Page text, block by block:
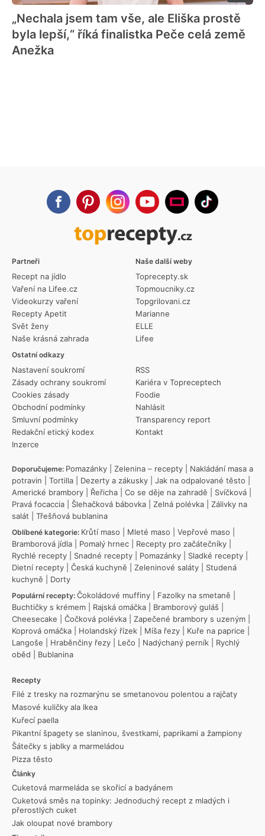
„Nechala jsem tam vše, ale Eliška prostě
byla lepší,“ říká finalistka Peče celá země
Anežka
Partneři
Recept na jídlo
Vaření na Lifee.cz
Videokurzy vaření
Recepty Apetit
Svět ženy
Naše krásná zahrada
Ostatní odkazy
Nastavení soukromí
Zásady ochrany soukromí
Cookies zásady
Obchodní podmínky
Smluvní podmínky
Redakční etický kodex
Inzerce
RSS
Kariéra v Topreceptech
Foodie
Nahlásit
Transparency report
Kontakt
Naše další weby
Toprecepty.sk
Topmoucniky.cz
Topgrilovani.cz
Marianne
ELLE
Lifee
Doporučujeme: Pomazánky Zelenina – recepty
Nakládání masa a
potravin
Tortilla Dezerty a zákusky Jak na odpalované těsto
Americké brambory
Řeřicha Co se děje na zahradě Svíčková
Pravá focaccia
Šlehačková bábovka Zelná polévka
Zálivky na
salát
Třešňová bublanina
Oblíbené kategorie: Krůtí maso Mleté maso Vepřové maso
Bramborová jídla
Pomalý hrnec Recepty pro začátečníky
Rychlé recepty
Snadné recepty Pomazánky Sladké recepty
Dietní recepty
Česká kuchyně Zeleninové saláty
Studená
kuchyně
Dorty
Populární recepty: Čokoládové muffiny Fazolky na smetaně
Buchtičky s krémem
Rajská omáčka Bramborový guláš
Cheesecake
Čočková polévka Zapečené brambory s uzeným
Koprová omáčka
Holandský řízek Míša řezy Kuře na paprice
Langoše
Hraběnčiny řezy Lečo Nadýchaný perník
Rychlý
oběd
Bublanina
Recepty
Filé z tresky na rozmarýnu se smetanovou polentou a rajčaty
Masové kuličky ala Ikea
Kuřecí paella
Pikantní špagety se slaninou, švestkami, paprikami a žampiony
Šátečky s jablky a marmeládou
Pizza těsto
Články
Cuketová marmeláda se skořicí a badyánem
Cuketová směs na topinky: Jednoduchý recept z mladých i
přerostlých cuket
Jak oloupat nové brambory